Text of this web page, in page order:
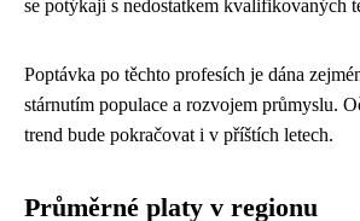
se potýkají s nedostatkem kvalifikovaných
Poptávka po těchto profesích je dána
stárnutím populace a rozvojem průmyslu.
trend bude pokračovat i v příštích letech.
Průměrné platy v regionu